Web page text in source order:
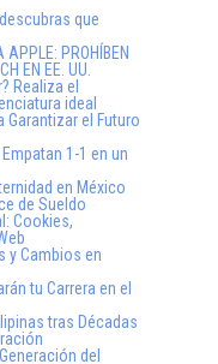
que
PROHÍBEN
EN EE. UU.
Realiza el
ideal
el Futuro
1-1 en un
en México
de Sueldo
Cookies,
y Cambios en
tu Carrera en el
tras Décadas
del